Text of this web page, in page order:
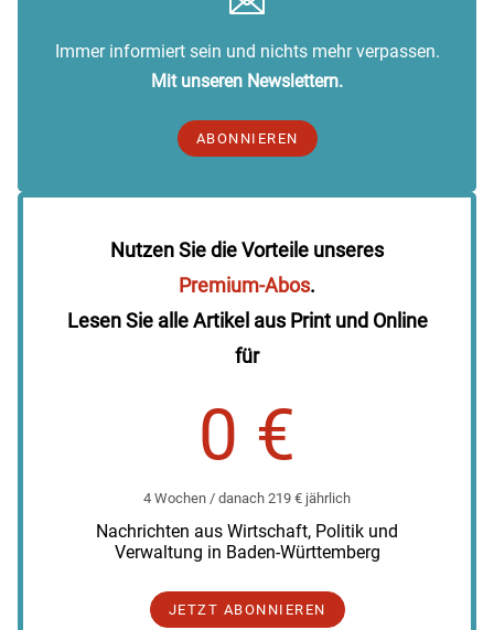
Immer informiert sein und nichts mehr verpassen.
Mit unseren Newslettern.
ABONNIEREN
Nutzen Sie die Vorteile unseres
Premium-Abos.
Lesen Sie alle Artikel aus Print und Online
für
0 €
4 Wochen / danach 219 € jährlich
Nachrichten aus Wirtschaft, Politik und
Verwaltung in Baden-Württemberg
JETZT ABONNIEREN